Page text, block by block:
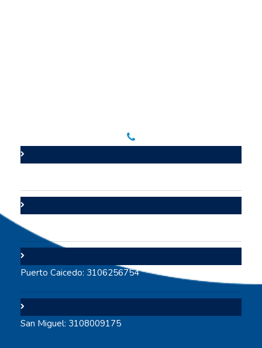
Puerto Caicedo: 3106256754
San Miguel: 3108009175